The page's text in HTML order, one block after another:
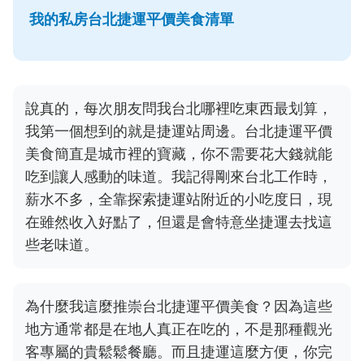
我的私房台北捷運平價美食清單
說真的，每次朋友問我台北哪裡吃東西最划算，
我第一個想到的就是捷運站周邊。台北捷運平價
美食簡直是城市裡的寶藏，你不需要花大錢就能
吃到讓人感動的味道。我記得剛來台北工作時，
薪水不多，全靠探索捷運站附近的小吃度日，現
在雖然收入好點了，但還是會特意坐捷運去找這
些老味道。
為什麼我這麼推崇台北捷運平價美食？因為這些
地方通常都是在地人真正在吃的，不是那種觀光
客專屬的貴鬆鬆餐廳。而且捷運這麼方便，你完